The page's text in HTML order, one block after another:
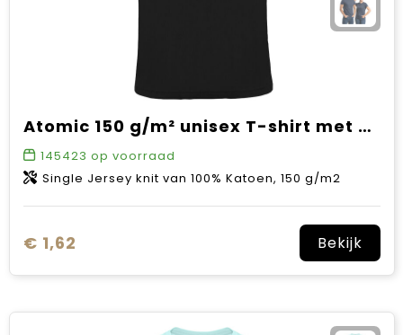
Atomic 150 g/m² unisex T-shirt met korte mouwen
145423 op voorraad
Single Jersey knit van 100% Katoen, 150 g/m2
€ 1,62 Bekijk